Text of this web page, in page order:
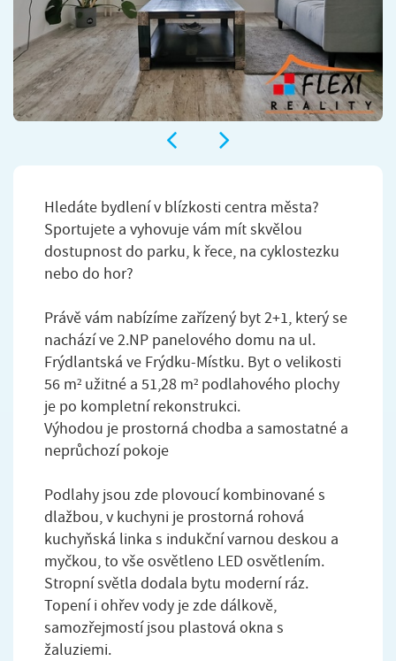
Hledáte bydlení v blízkosti centra města?
Sportujete a vyhovuje vám mít skvělou
dostupnost do parku, k řece, na cyklostezku
nebo do hor?
Právě vám nabízíme zařízený byt 2+1, který se
nachází ve 2.NP panelového domu na ul.
Frýdlantská ve Frýdku-Místku. Byt o velikosti
56 m² užitné a 51,28 m² podlahového plochy
je po kompletní rekonstrukci.
Výhodou je prostorná chodba a samostatné a
neprůchozí pokoje
Podlahy jsou zde plovoucí kombinované s
dlažbou, v kuchyni je prostorná rohová
kuchyňská linka s indukční varnou deskou a
myčkou, to vše osvětleno LED osvětlením.
Stropní světla dodala bytu moderní ráz.
Topení i ohřev vody je zde dálkově,
samozřejmostí jsou plastová okna s
žaluziemi.